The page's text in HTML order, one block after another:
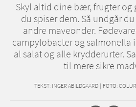
Skyl altid dine bær, frugter og
du spiser dem. Så undgår
andre maveonder.
campylobacter og salmonella
al salat og alle krydderurter.
til mere sikre
TEKST: INGER ABILDGAARD | FOTO: